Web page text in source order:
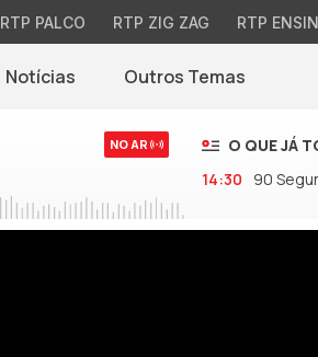
RTP PALCO RTP ZIG ZAG RTP
Notícias(abre em nova janela)
Outros Temas
NO AR
O QUE JÁ
14:30
90